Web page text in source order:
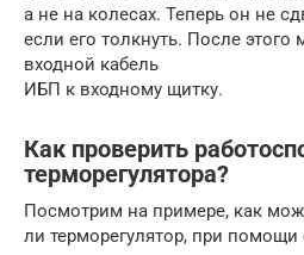
а не на колесах. Теперь он не
если его толкнуть. После
входной кабель
ИБП к входному щитку.
Как проверить
терморегулятора?
Посмотрим на примере, как
ли терморегулятор, при